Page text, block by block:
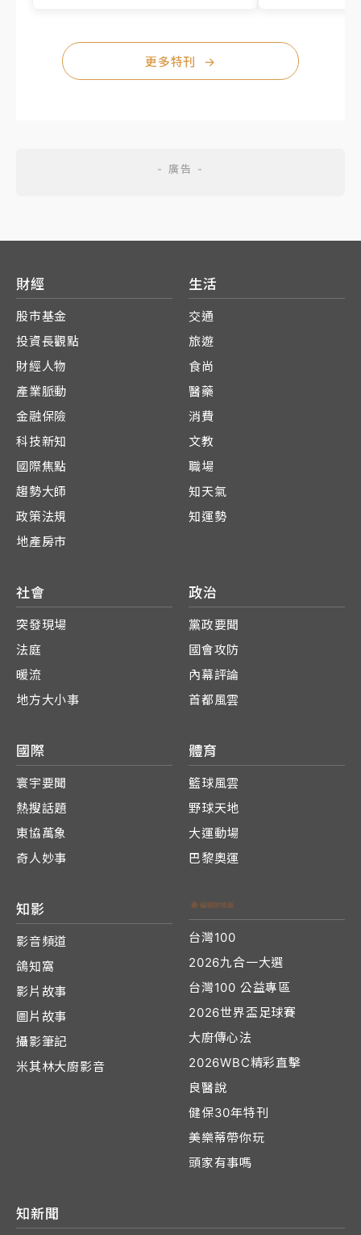
更多特刊 →
財經
股市基金
投資長觀點
財經人物
產業脈動
金融保險
科技新知
國際焦點
趨勢大師
政策法規
地產房市
生活
交通
旅遊
食尚
醫藥
消費
文教
職場
知天氣
知運勢
社會
突發現場
法庭
暖流
地方大小事
政治
黨政要聞
國會攻防
內幕評論
首都風雲
國際
寰宇要聞
熱搜話題
東協萬象
奇人妙事
體育
籃球風雲
野球天地
大運動場
巴黎奧運
知影
影音頻道
鴿知窩
影片故事
圖片故事
攝影筆記
米其林大廚影音
台灣100
2026九合一大選
台灣100 公益專區
2026世界盃足球賽
大廚傳心法
2026WBC精彩直擊
良醫說
健保30年特刊
美樂蒂帶你玩
頭家有事嗎
知新聞